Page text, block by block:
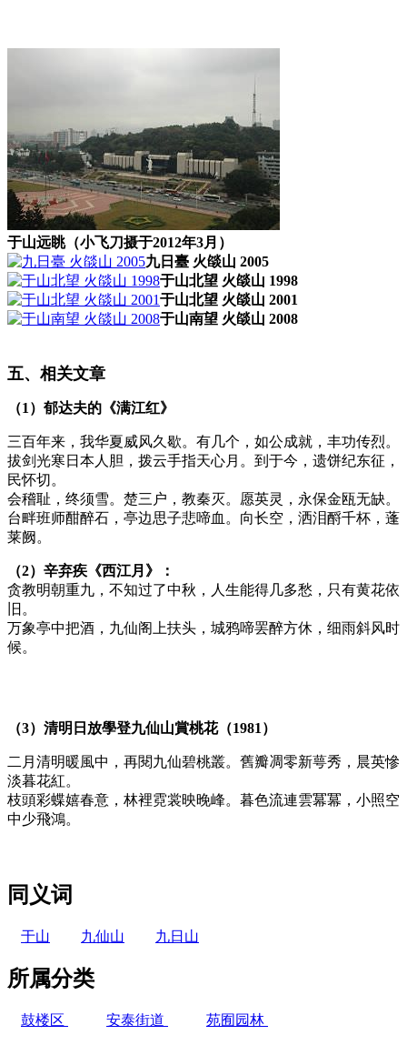
于山远眺（小飞刀摄于2012年3月）
九日臺 火燄山 2005
于山北望 火燄山 1998
于山北望 火燄山 2001
于山南望 火燄山 2008
五、相关文章
（1）郁达夫的《满江红》
三百年来，我华夏威风久歇。有几个，如公成就，丰功传烈。
拔剑光寒日本人胆，拨云手指天心月。到于今，遗饼纪东征，
民怀切。
会稽耻，终须雪。楚三户，教秦灭。愿英灵，永保金瓯无缺。
台畔班师酣醉石，亭边思子悲啼血。向长空，洒泪酹千杯，蓬
莱阙。
（2）辛弃疾《西江月》：
贪教明朝重九，不知过了中秋，人生能得几多愁，只有黄花依
旧。
万象亭中把酒，九仙阁上扶头，城鸦啼罢醉方休，细雨斜风时
候。
（3）清明日放學登九仙山賞桃花（1981）
二月清明暖風中，再閱九仙碧桃叢。舊瓣凋零新萼秀，晨英慘
淡暮花紅。
枝頭彩蝶嬉春意，林裡霓裳映晚峰。暮色流連雲冪冪，小照空
中少飛鴻。
同义词
于山 九仙山 九日山
所属分类
鼓楼区 安泰街道 苑囿园林